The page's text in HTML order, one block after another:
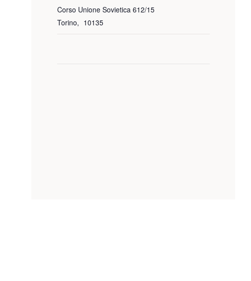
Corso Unione Sovietica 612/15
Torino, 10135